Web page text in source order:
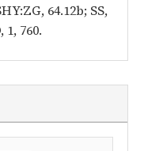
64.12b; SS,
1, 760.